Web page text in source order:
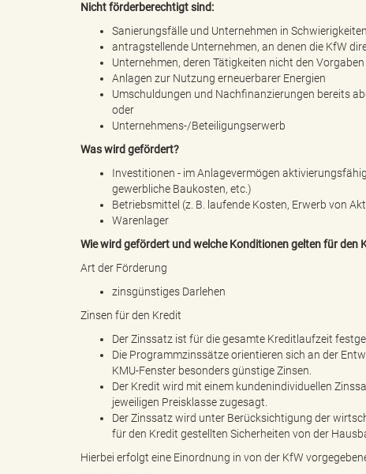
s g
"
n
d
Nicht förderberechtigt sind:
Sanierungsfälle und Unternehmen in Schwierigkeiten
antragstellende Unternehmen, an denen die KfW
Unternehmen, deren Tätigkeiten nicht den
Anlagen zur Nutzung erneuerbarer Energien
Umschuldungen und Nachfinanzierungen bereits
oder
Unternehmens-/Beteiligungserwerb
Was wird gefördert?
Investitionen - im Anlagevermögen
gewerbliche Baukosten, etc.)
Betriebsmittel (z. B. laufende Kosten, Erwerb von
Warenlager
Wie wird gefördert und welche Konditionen gelten für den
Art der Förderung
zinsgünstiges Darlehen
Zinsen für den Kredit
Der Zinssatz ist für die gesamte Kreditlaufzeit
Die Programmzinssätze orientieren sich an der
KMU-Fenster besonders günstige Zinsen.
Der Kredit wird mit einem kundenindividuellen
jeweiligen Preisklasse zugesagt.
Der Zinssatz wird unter Berücksichtigung der
für den Kredit gestellten Sicherheiten von der
Hierbei erfolgt eine Einordnung in von der KfW